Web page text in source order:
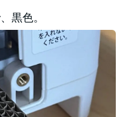
黒色。